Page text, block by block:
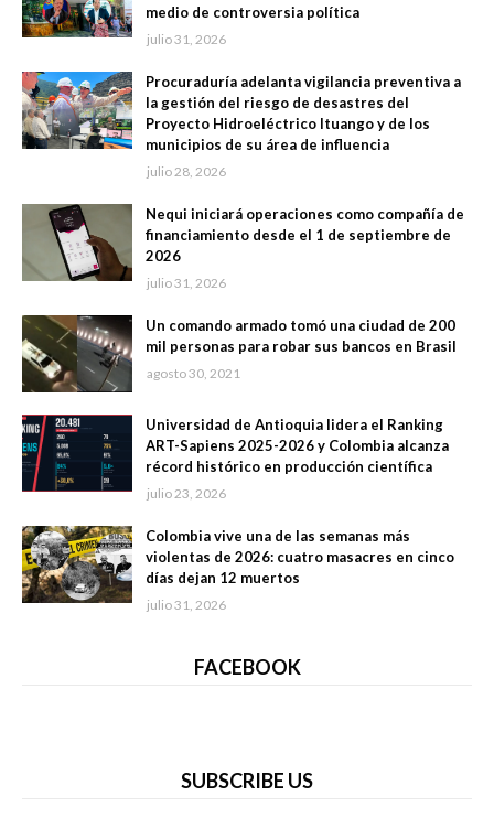
medio de controversia política
julio 31, 2026
Procuraduría adelanta vigilancia preventiva a
la gestión del riesgo de desastres del
Proyecto Hidroeléctrico Ituango y de los
municipios de su área de influencia
julio 28, 2026
Nequi iniciará operaciones como compañía de
financiamiento desde el 1 de septiembre de
2026
julio 31, 2026
Un comando armado tomó una ciudad de 200
mil personas para robar sus bancos en Brasil
agosto 30, 2021
Universidad de Antioquia lidera el Ranking
ART-Sapiens 2025-2026 y Colombia alcanza
récord histórico en producción científica
julio 23, 2026
Colombia vive una de las semanas más
violentas de 2026: cuatro masacres en cinco
días dejan 12 muertos
julio 31, 2026
FACEBOOK
SUBSCRIBE US